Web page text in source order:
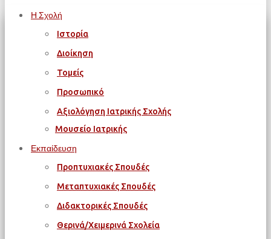
Η Σχολή
Ιστορία
Διοίκηση
Τομείς
Προσωπικό
Αξιολόγηση Ιατρικής Σχολής
Μουσείο Ιατρικής
Εκπαίδευση
Προπτυχιακές Σπουδές
Μεταπτυχιακές Σπουδές
Διδακτορικές Σπουδές
Θερινά/Χειμερινά Σχολεία